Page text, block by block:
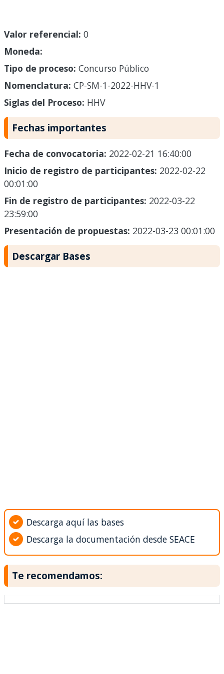
Valor referencial: 0
Moneda:
Tipo de proceso: Concurso Público
Nomenclatura: CP-SM-1-2022-HHV-1
Siglas del Proceso: HHV
Fechas importantes
Fecha de convocatoria: 2022-02-21 16:40:00
Inicio de registro de participantes: 2022-02-22
00:01:00
Fin de registro de participantes: 2022-03-22
23:59:00
Presentación de propuestas: 2022-03-23 00:01:00
Descargar Bases
Descarga aquí las bases
Descarga la documentación desde SEACE
Te recomendamos: